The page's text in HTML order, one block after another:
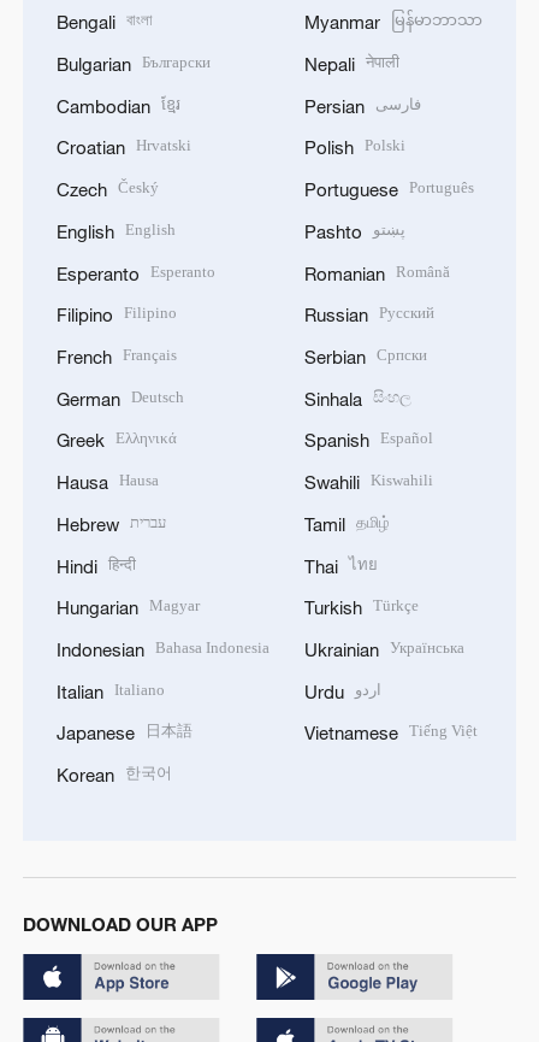
Bengali বাংলা
Bulgarian Български
Cambodian ខ្មែរ
Croatian Hrvatski
Czech Český
English English
Esperanto Esperanto
Filipino Filipino
French Français
German Deutsch
Greek Ελληνικά
Hausa Hausa
Hebrew עברית
Hindi हिन्दी
Hungarian Magyar
Indonesian Bahasa Indonesia
Italian Italiano
Japanese 日本語
Korean 한국어
Myanmar မြန်မာဘာသာ
Nepali नेपाली
Persian فارسی
Polish Polski
Portuguese Português
Pashto پښتو
Romanian Română
Russian Русский
Serbian Српски
Sinhala සිංහල
Spanish Español
Swahili Kiswahili
Tamil தமிழ்
Thai ไทย
Turkish Türkçe
Ukrainian Українська
Urdu اردو
Vietnamese Tiếng Việt
DOWNLOAD OUR APP